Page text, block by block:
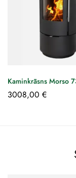
Kaminkrāsns Morso
3008,00 €